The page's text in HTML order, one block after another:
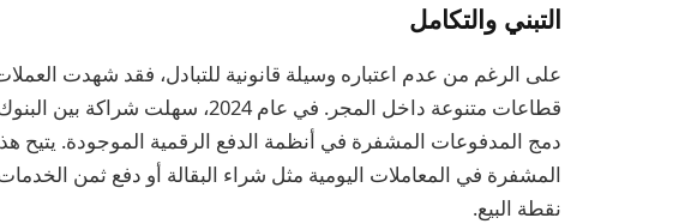
التبني والتكامل
على الرغم من عدم اعتباره وسيلة قانونية للتبادل، فقد شهدت
قطاعات متنوعة داخل المجر. في عام
دمج المدفوعات المشفرة في أنظمة الدفع الرقمية الموجودة. يتيح
المشفرة في المعاملات اليومية مثل شراء البقالة أو دفع ثمن
نقطة البيع.